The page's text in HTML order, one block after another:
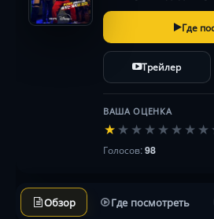
правду после его
был прикрытием
наёмным убийцам.
предательств и
предстоит
Где
Трейлер
ВАША ОЦЕНКА
★ ★ ★ ★ ★ ★ ★ ★
Голосов:98
Обзор Где посмотреть